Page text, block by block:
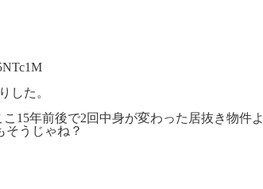
した。
15年前後で2回中身が変わった居抜き物件よ
そうじゃね？